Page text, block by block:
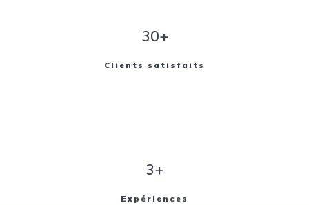
30+
Clients satisfaits
3+
Expériences